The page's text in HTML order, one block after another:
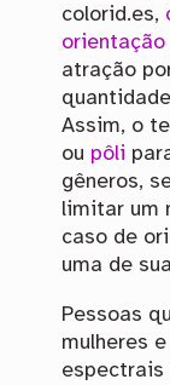
colorid.es,
orientação
atração
Assim, o
ou pôli
gêneros,
limitar um
caso de
uma de
Pessoas
mulheres
espectrais